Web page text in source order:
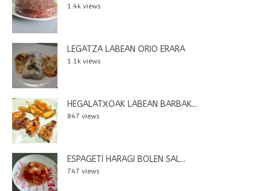
1.4k views
LEGATZA LABEAN ORIO ERARA
1.1k views
HEGALATXOAK LABEAN BARBAK...
847 views
ESPAGETI HARAGI BOLEN SAL...
747 views